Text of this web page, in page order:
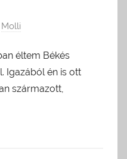
Molli
éltem Békés
Igazából én is ott
származott,